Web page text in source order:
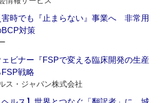
害時でも『止まらない』事業へ 非常用
対策
ェビナー『FSPで変える臨床開発の生産
戦略
ス・ジャパン株式会社